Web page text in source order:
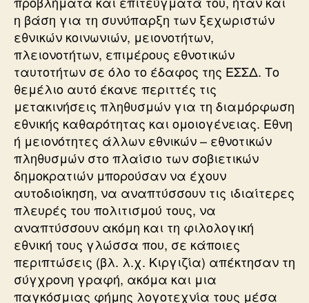
η βάση για τη συνύπαρξη των ξεχωριστών
εθνικών κοινωνιών, μειονοτήτων,
πλειονοτήτων, επιμέρους εθνοτικών
ταυτοτήτων σε όλο το έδαφος της ΕΣΣΔ. Το
θεμέλιο αυτό έκανε περιττές τις
μετακινήσεις πληθυσμών για τη διαμόρφωση
εθνικής καθαρότητας και ομοιογένειας. Εθνη
ή μειονότητες άλλων εθνικών – εθνοτικών
πληθυσμών στο πλαίσιο των σοβιετικών
δημοκρατιών μπορούσαν να έχουν
αυτοδιοίκηση, να αναπτύσσουν τις ιδιαίτερες
πλευρές του πολιτισμού τους, να
αναπτύσσουν ακόμη και τη φιλολογική
εθνική τους γλώσσα που, σε κάποιες
περιπτώσεις (βλ. λ.χ. Κιργιζία) απέκτησαν τη
σύγχρονη γραφή, ακόμα και μια
παγκόσμιας φήμης λογοτεχνία τους μέσα